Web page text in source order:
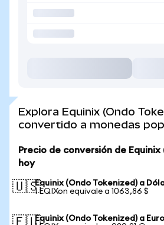
Explora Equinix (Ondo
convertido a monedas
Precio de conversión de Equinix
hoy
🇺🇸Equinix (Ondo Tokenized) a
1 EQIXon equivale a 1063,86 $
Equinix (Ondo Tokenized) a Euro